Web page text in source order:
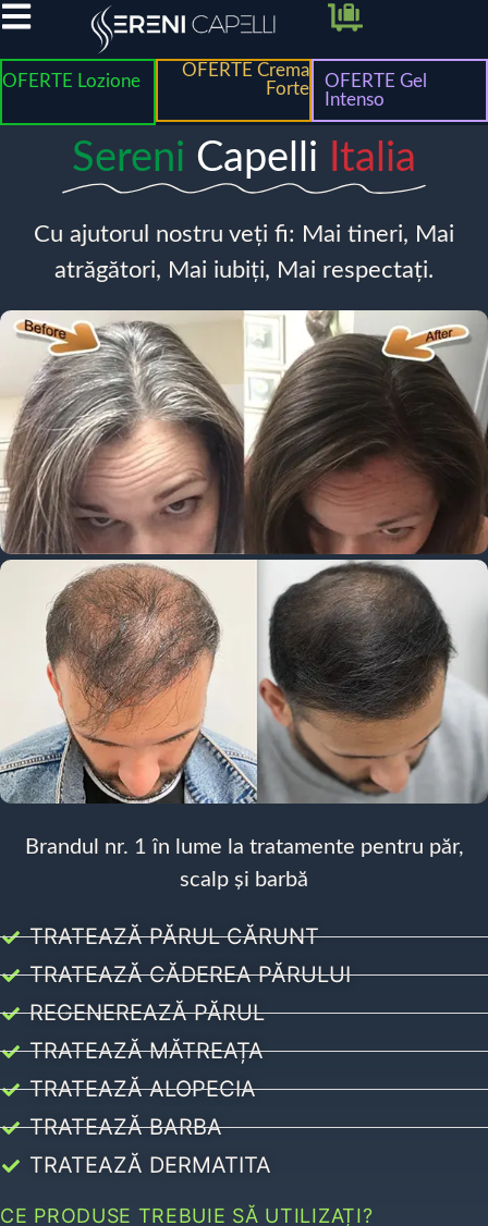
OFERTE Lozione
OFERTE Crema
Forte
OFERTE Gel
Intenso
Sereni Capelli Italia
Cu ajutorul nostru veți fi: Mai tineri, Mai
atrăgători, Mai iubiți, Mai respectați.
Brandul nr. 1 în lume la tratamente pentru păr,
scalp și barbă
TRATEAZĂ PĂRUL CĂRUNT
TRATEAZĂ CĂDEREA PĂRULUI
REGENEREAZĂ PĂRUL
TRATEAZĂ MĂTREAȚA
TRATEAZĂ ALOPECIA
TRATEAZĂ BARBA
TRATEAZĂ DERMATITA
CE PRODUSE TREBUIE SĂ UTILIZAȚI?